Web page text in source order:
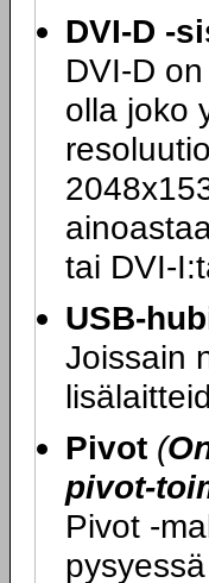
DVI-D -
DVI-D
olla joko
tai DVI-
USB-
Joissain
Pivot (
pivot-
Pivot -